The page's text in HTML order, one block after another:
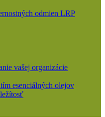
odmien LRP
vašej organizácie
esenciálných olejov